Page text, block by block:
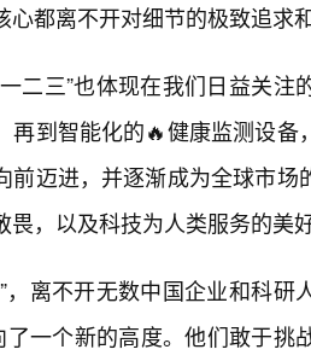
心都离不开对细节的极致追求
二三”也体现在我们日益关
再到智能化的🔥健康监测设
前迈进，并逐渐成为全球市
畏，以及科技为人类服务的美
，离不开无数中国企业和科
了一个新的高度。他们敢于